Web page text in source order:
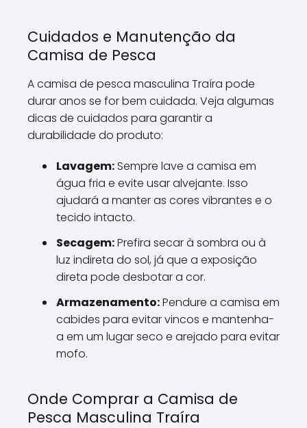
Cuidados e Manutenção da
Camisa de Pesca
A camisa de pesca masculina Traíra pode
durar anos se for bem cuidada. Veja algumas
dicas de cuidados para garantir a
durabilidade do produto:
Lavagem:Sempre lave a camisa em
água fria e evite usar alvejante. Isso
ajudará a manter as cores vibrantes e o
tecido intacto.
Secagem:Prefira secar à sombra ou à
luz indireta do sol, já que a exposição
direta pode desbotar a cor.
Armazenamento:Pendure a camisa em
cabides para evitar vincos e mantenha-
a em um lugar seco e arejado para evitar
mofo.
Onde Comprar a Camisa de
Pesca Masculina Traíra